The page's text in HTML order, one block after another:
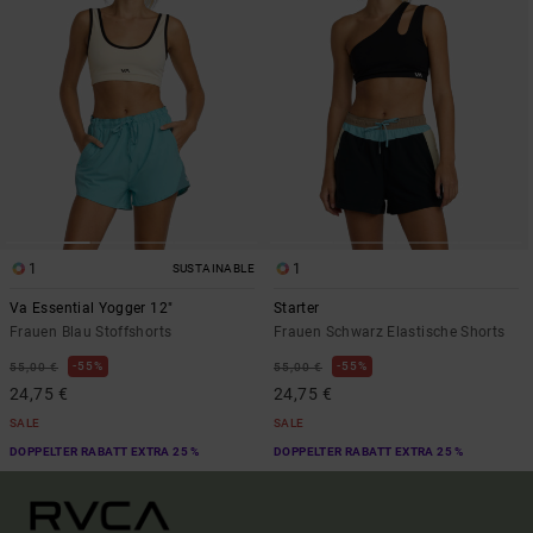
1 SUSTAINABLE
Va Essential Yogger 12"
Frauen Blau Stoffshorts
55,00 € 55%
24,75 €
SALE
DOPPELTER RABATT EXTRA 25 %
1
Starter
Frauen Schwarz Elastische Shorts
55,00 € 55%
24,75 €
SALE
DOPPELTER RABATT EXTRA 25 %